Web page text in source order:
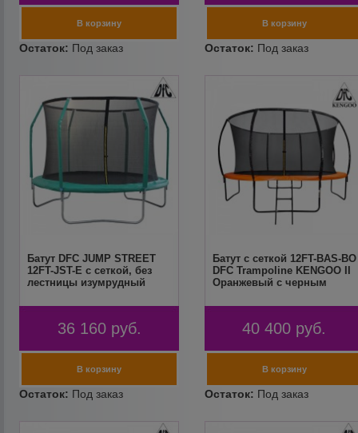
Батут DFC JUMP STREET
12FT-JST-E c сеткой, без
лестницы изумрудный
36 160 руб.
Батут с сеткой 12FT-BAS-BO
DFC Trampoline KENGOO II
Оранжевый с черным
40 400 руб.